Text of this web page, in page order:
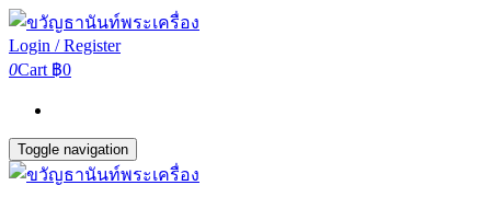
Login / Register
0Cart ฿0
Toggle navigation